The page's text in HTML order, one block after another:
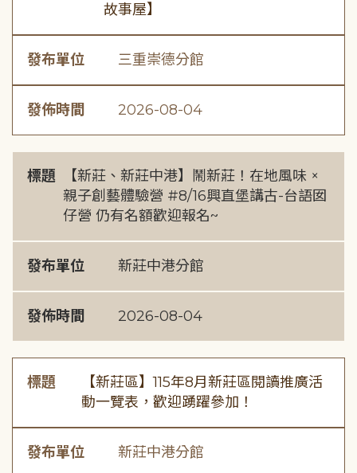
故事屋】
發布單位 三重崇德分館
發佈時間 2026-08-04
標題
【新莊、新莊中港】鬧新莊！在地風味 ×
親子創藝體驗營 #8/16興直堡講古-台語囡
仔營 仍有名額歡迎報名~
發布單位 新莊中港分館
發佈時間 2026-08-04
標題
【新莊區】115年8月新莊區閱讀推廣活
動一覽表，歡迎踴躍參加！
發布單位 新莊中港分館